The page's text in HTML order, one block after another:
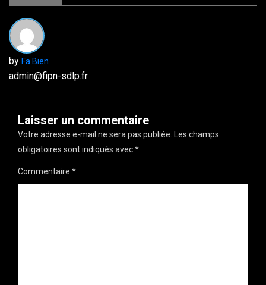
by Fa Bien
admin@fipn-sdlp.fr
Laisser un commentaire
Votre adresse e-mail ne sera pas publiée. Les champs
obligatoires sont indiqués avec*
Commentaire *